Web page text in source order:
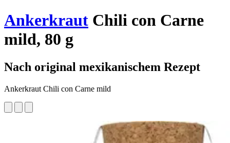
Ankerkraut Chili con Carne
mild, 80 g
Nach original mexikanischem Rezept
Ankerkraut Chili con Carne mild